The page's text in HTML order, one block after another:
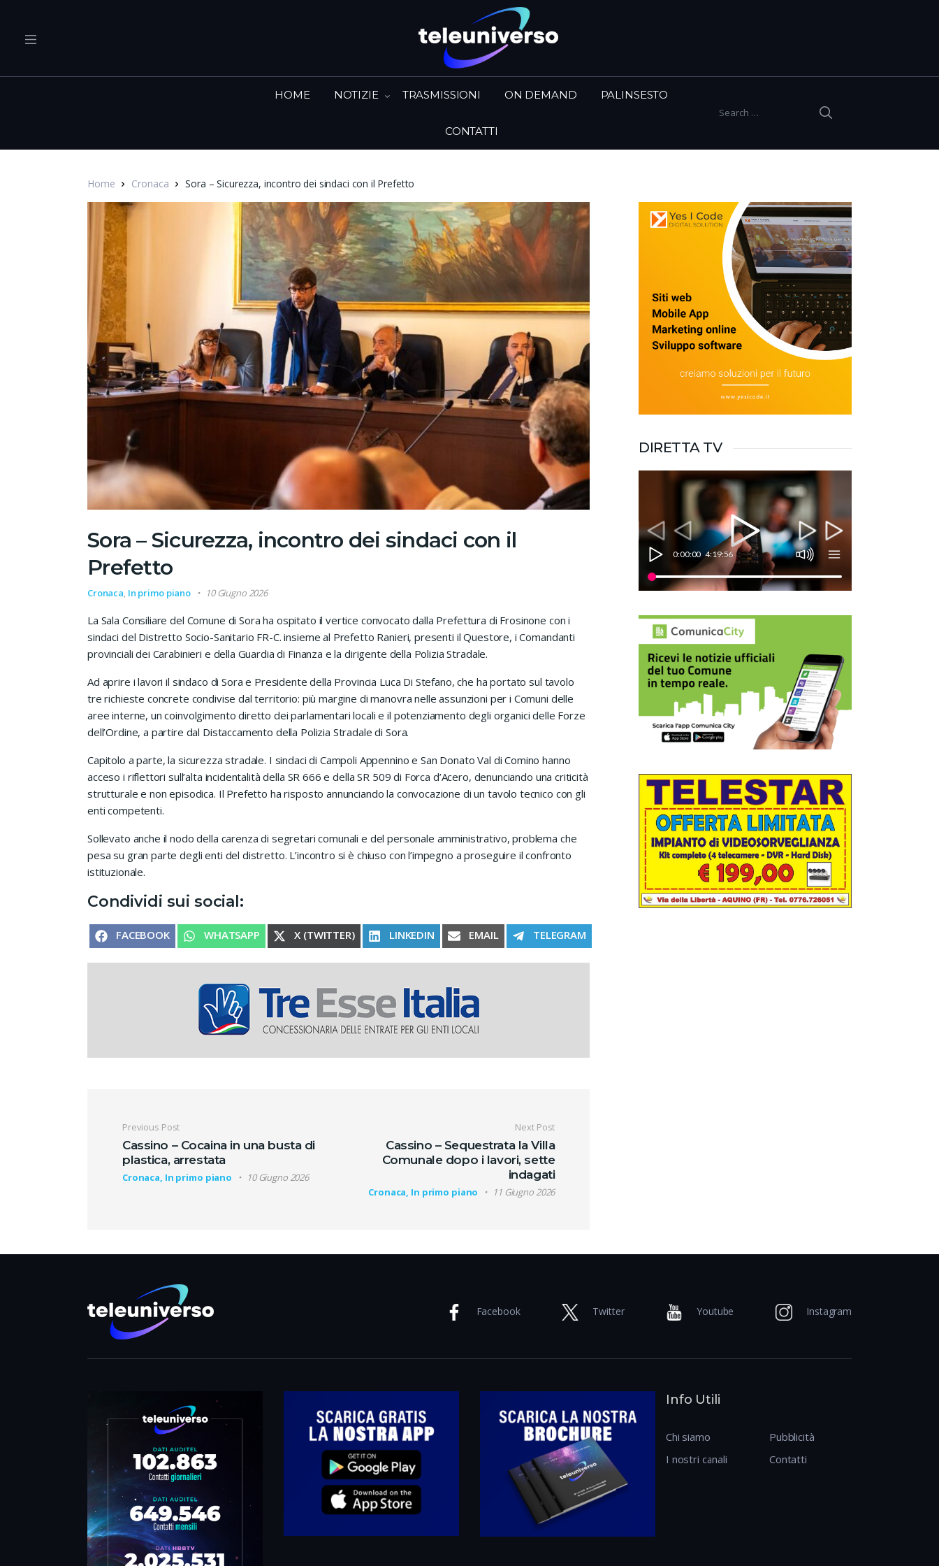
Search for:
HOME NOTIZIE TRASMISSIONI ON DEMAND PALINSESTO
CONTATTI
Home Cronaca Sora – Sicurezza, incontro dei sindaci con il Prefetto
Sora – Sicurezza, incontro dei sindaci con il
Prefetto
Cronaca, In primo piano 10 Giugno 2026
La Sala Consiliare del Comune di Sora ha ospitato il vertice convocato dalla Prefettura di Frosinone con i
sindaci del Distretto Socio-Sanitario FR-C. insieme al Prefetto Ranieri, presenti il Questore, i Comandanti
provinciali dei Carabinieri e della Guardia di Finanza e la dirigente della Polizia Stradale.
Ad aprire i lavori il sindaco di Sora e Presidente della Provincia Luca Di Stefano, che ha portato sul tavolo
tre richieste concrete condivise dal territorio: più margine di manovra nelle assunzioni per i Comuni delle
aree interne, un coinvolgimento diretto dei parlamentari locali e il potenziamento degli organici delle Forze
dell’Ordine, a partire dal Distaccamento della Polizia Stradale di Sora.
Capitolo a parte, la sicurezza stradale. I sindaci di Campoli Appennino e San Donato Val di Comino hanno
acceso i riflettori sull’alta incidentalità della SR 666 e della SR 509 di Forca d’Acero, denunciando una criticità
strutturale e non episodica. Il Prefetto ha risposto annunciando la convocazione di un tavolo tecnico con gli
enti competenti.
Sollevato anche il nodo della carenza di segretari comunali e del personale amministrativo, problema che
pesa su gran parte degli enti del distretto. L’incontro si è chiuso con l’impegno a proseguire il confronto
istituzionale.
Condividi sui social:
SHARE ON
FACEBOOK SHARE ON
WHATSAPP SHARE ON
X (TWITTER) SHARE ON
LINKEDIN SHARE ON
EMAIL SHARE ON
TELEGRAM
Navigazione articoli
Previous Post
Cassino – Cocaina in una busta di
plastica, arrestata
Cronaca, In primo piano 10 Giugno 2026
Next Post
Cassino – Sequestrata la Villa
Comunale dopo i lavori, sette
indagati
Cronaca, In primo piano 11 Giugno 2026
DIRETTA TV
0:00:00 4:19:56
Facebook Twitter Youtube Instagram
Info Utili
Chi siamo
I nostri canali
Pubblicità
Contatti